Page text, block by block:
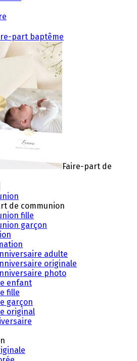
part baptême
Faire-part de
de communion
fille
garçon
adulte
originale
photo
enfant
fille
garçon
original